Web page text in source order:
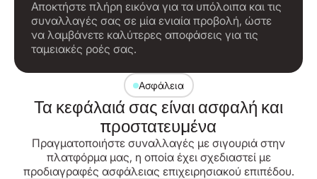
Αποκτήστε πλήρη εικόνα για τα υπόλοιπα και τις
συναλλαγές σας σε μία ενιαία προβολή, ώστε
να λαμβάνετε καλύτερες αποφάσεις για τις
ταμειακές ροές σας.
Ασφάλεια
Τα κεφάλαιά σας είναι ασφαλή και
προστατευμένα
Πραγματοποιήστε συναλλαγές με σιγουριά στην
πλατφόρμα μας, η οποία έχει σχεδιαστεί με
προδιαγραφές ασφάλειας επιχειρησιακού επιπέδου.